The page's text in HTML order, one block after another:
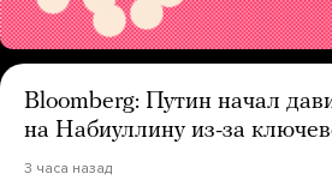
Bloomberg: Путин начал
на Набиуллину из-за
3 часа назад